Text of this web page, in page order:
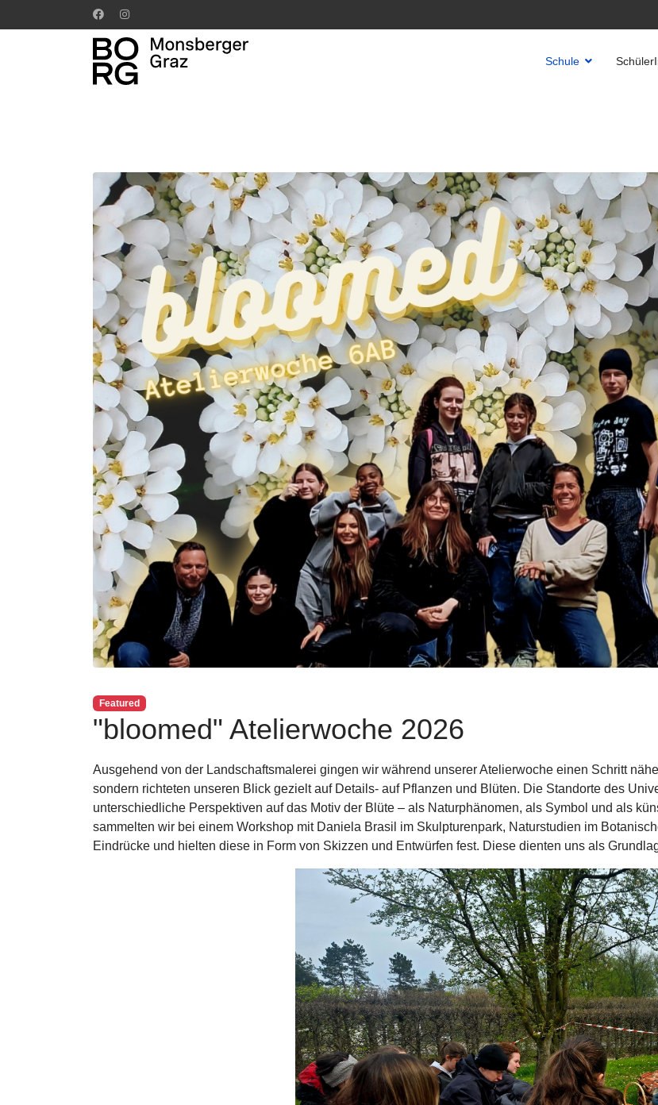
Schule
Featured
"bloomed" Atelierwoche 2026
Ausgehend von der Landschaftsmalerei gingen wir während unserer Atelierwoche einen Schritt
sondern richteten unseren Blick gezielt auf Details- auf Pflanzen und Blüten. Die Standorte des
unterschiedliche Perspektiven auf das Motiv der Blüte – als Naturphänomen, als Symbol und als
sammelten wir bei einem Workshop mit Daniela Brasil im Skulpturenpark, Naturstudien im
Eindrücke und hielten diese in Form von Skizzen und Entwürfen fest. Diese dienten uns als